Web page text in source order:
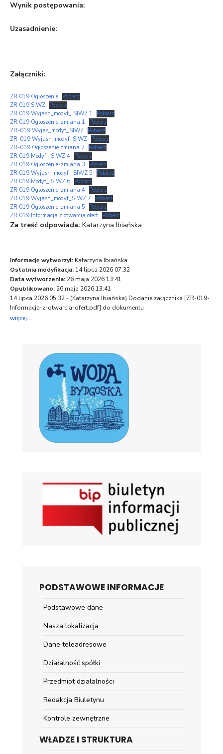
Wynik postępowania:
Uzasadnienie:
Załączniki:
ZR 019 Ogloszenie Pobierz
ZR 019 SIWZ Pobierz
ZR 019 Wyjasn_modyf_ SIWZ 1
Pobierz
ZR 019 Ogloszenie-zmiana 1
Pobierz
ZR-019 Wyjas_modyf_SIWZ Pobierz
ZR-019 Wyjasn_modyf_SIWZ Pobierz
ZR-019 Ogłoszenie zmiana 2 Pobierz
ZR 019 Modyf_ SIWZ 4 Pobierz
ZR 019 Ogloszenie-zmiana 3
Pobierz
ZR 019 Wyjasn_modyf_ SIWZ 5
Pobierz
ZR 019 Modyf_ SIWZ 6 Pobierz
ZR 019 Ogloszenie-zmiana 4 Pobierz
ZR 019 Wyjasn_modyf_SIWZ 7
Pobierz
ZR 019 Ogloszenie-zmiana 5
Pobierz
ZR 019 Informacja z otwarcia ofert Pobierz
Za treść odpowiada: Katarzyna Ibiańska
Informację wytworzył: Katarzyna Ibiańska
Ostatnia modyfikacja: 14 lipca 2026 07:32
Data wytworzenia: 26 maja 2026 13:41
Opublikowano: 26 maja 2026 13:41
14 lipca 2026 05:32 - (Katarzyna Ibiańska) Dodanie załącznika [ZR-019-
Informacja-z-otwarcia-ofert.pdf] do dokumentu
więcej...
PODSTAWOWE INFORMACJE
Podstawowe dane
Nasza lokalizacja
Dane teleadresowe
Działalność spółki
Przedmiot działalności
Redakcja Biuletynu
Kontrole zewnętrzne
WŁADZE I STRUKTURA